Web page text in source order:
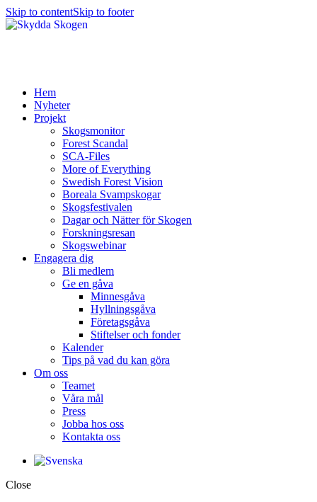
Skip to contentSkip to footer
Hem
Nyheter
Projekt
Skogsmonitor
Forest Scandal
SCA-Files
More of Everything
Swedish Forest Vision
Boreala Svampskogar
Skogsfestivalen
Dagar och Nätter för Skogen
Forskningsresan
Skogswebinar
Engagera dig
Bli medlem
Ge en gåva
Minnesgåva
Hyllningsgåva
Företagsgåva
Stiftelser och fonder
Kalender
Tips på vad du kan göra
Om oss
Teamet
Våra mål​
Press
Jobba hos oss
Kontakta oss
Close